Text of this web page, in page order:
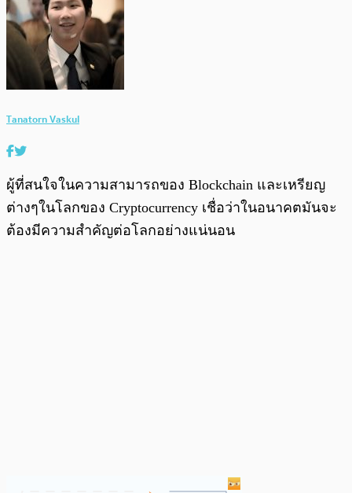
Tanatorn Vaskul
ผู้ที่สนใจในความสามารถของ Blockchain และเหรียญ
ต่างๆในโลกของ Cryptocurrency เชื่อว่าในอนาคตมันจะ
ต้องมีความสำคัญต่อโลกอย่างแน่นอน